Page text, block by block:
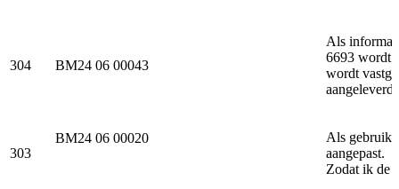
304 BM24 06 00043
Als
6693 wordt
wordt
aangeleverd.
303
BM24 06 00020
Als
aangepast.
Zodat ik de